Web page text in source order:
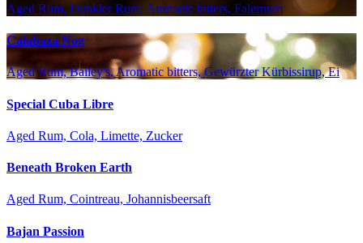
Aged Rum, Dunkler Rum, Aromatic bitters, Falernum
Calabaza Nog
Aged Rum, Bailey's, Aromatic bitters, Gewürzter Kürbissirup, Ei
Special Cuba Libre
Aged Rum, Cola, Limette, Zucker
Beneath Broken Earth
Aged Rum, Cointreau, Johannisbeersaft
Bajan Passion